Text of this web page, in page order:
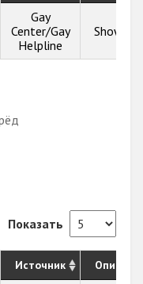
Gay
Center/Gay
Helpline
Show
Показать
Источник